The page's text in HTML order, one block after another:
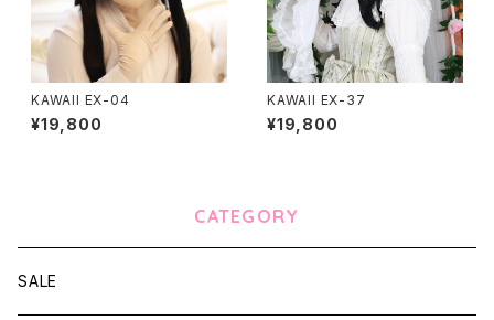
KAWAII EX-04
¥19,800
KAWAII EX-37
¥19,800
CATEGORY
SALE